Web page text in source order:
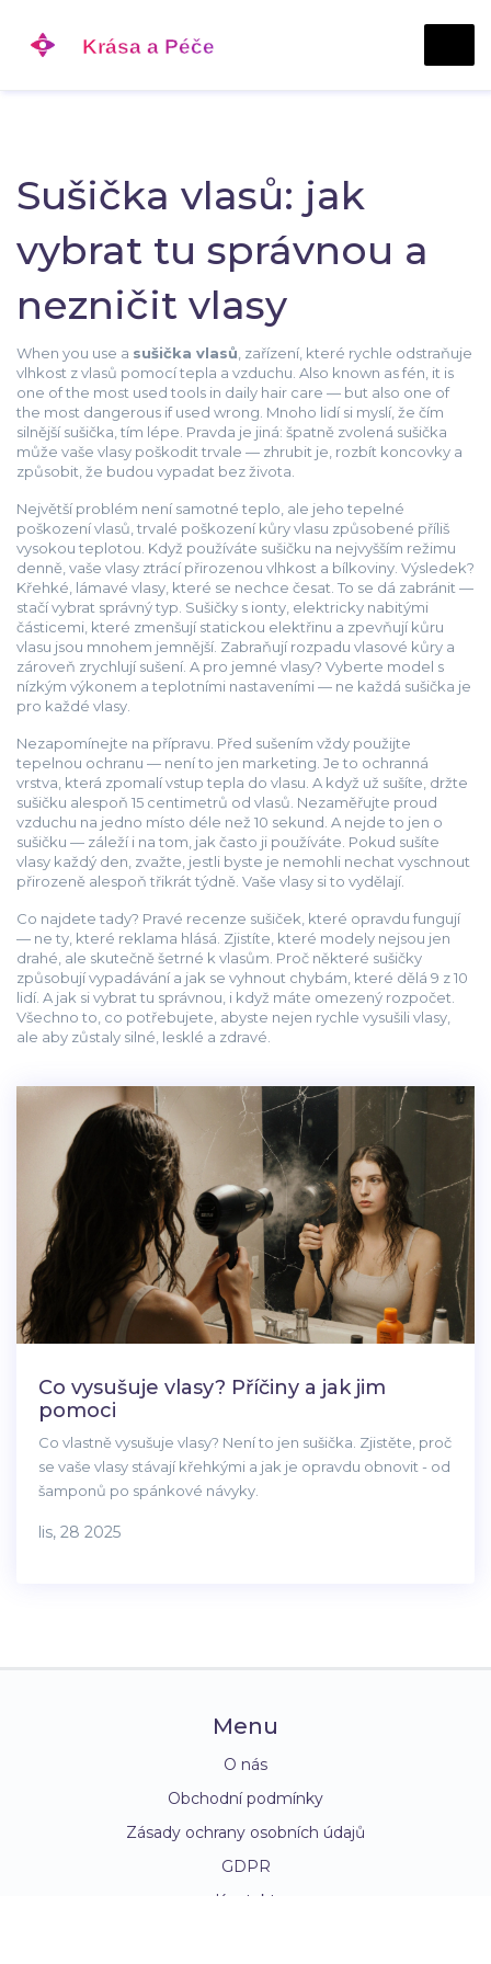
Sušička vlasů: jak
vybrat tu správnou a
nezničit vlasy
When you use a sušička vlasů zařízení, které rychle odstraňuje
vlhkost z vlasů pomocí tepla a vzduchu . Also known asfén , it is
one of the most used tools in daily hair care — but also one of
the most dangerous if used wrong. Mnoho lidí si myslí, že čím
silnější sušička, tím lépe. Pravda je jiná: špatně zvolená sušička
může vaše vlasy poškodit trvale — zhrubit je, rozbít koncovky a
způsobit, že budou vypadat bez života.
Největší problém není samotné teplo, ale jeho tepelné
poškození vlasů trvalé poškození kůry vlasu způsobené příliš
vysokou teplotou . Když používáte sušičku na nejvyšším režimu
denně, vaše vlasy ztrácí přirozenou vlhkost a bílkoviny. Výsledek?
Křehké, lámavé vlasy, které se nechce česat. To se dá zabránit —
stačí vybrat správný typ. Sušičky s ionty elektricky nabitými
částicemi, které zmenšují statickou elektřinu a zpevňují kůru
vlasu jsou mnohem jemnější. Zabraňují rozpadu vlasové kůry a
zároveň zrychlují sušení. A pro jemné vlasy? Vyberte model s
nízkým výkonem a teplotními nastaveními — ne každá sušička je
pro každé vlasy.
Nezapomínejte na přípravu. Před sušením vždy použijte
tepelnou ochranu — není to jen marketing. Je to ochranná
vrstva, která zpomalí vstup tepla do vlasu. A když už sušíte, držte
sušičku alespoň 15 centimetrů od vlasů. Nezaměřujte proud
vzduchu na jedno místo déle než 10 sekund. A nejde to jen o
sušičku — záleží i na tom, jak často ji používáte. Pokud sušíte
vlasy každý den, zvažte, jestli byste je nemohli nechat vyschnout
přirozeně alespoň třikrát týdně. Vaše vlasy si to vydělají.
Co najdete tady? Pravé recenze sušiček, které opravdu fungují
— ne ty, které reklama hlásá. Zjistíte, které modely nejsou jen
drahé, ale skutečně šetrné k vlasům. Proč některé sušičky
způsobují vypadávání a jak se vyhnout chybám, které dělá 9 z 10
lidí. A jak si vybrat tu správnou, i když máte omezený rozpočet.
Všechno to, co potřebujete, abyste nejen rychle vysušili vlasy,
ale aby zůstaly silné, lesklé a zdravé.
Co vysušuje vlasy? Příčiny a jak jim
pomoci
Co vlastně vysušuje vlasy? Není to jen sušička. Zjistěte, proč
se vaše vlasy stávají křehkými a jak je opravdu obnovit - od
šamponů po spánkové návyky.
lis, 28 2025
Menu
O nás
Obchodní podmínky
Zásady ochrany osobních údajů
GDPR
Kontakt